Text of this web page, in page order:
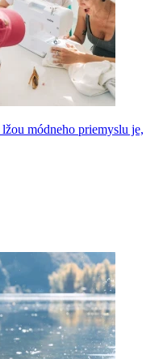
módneho priemyslu je,